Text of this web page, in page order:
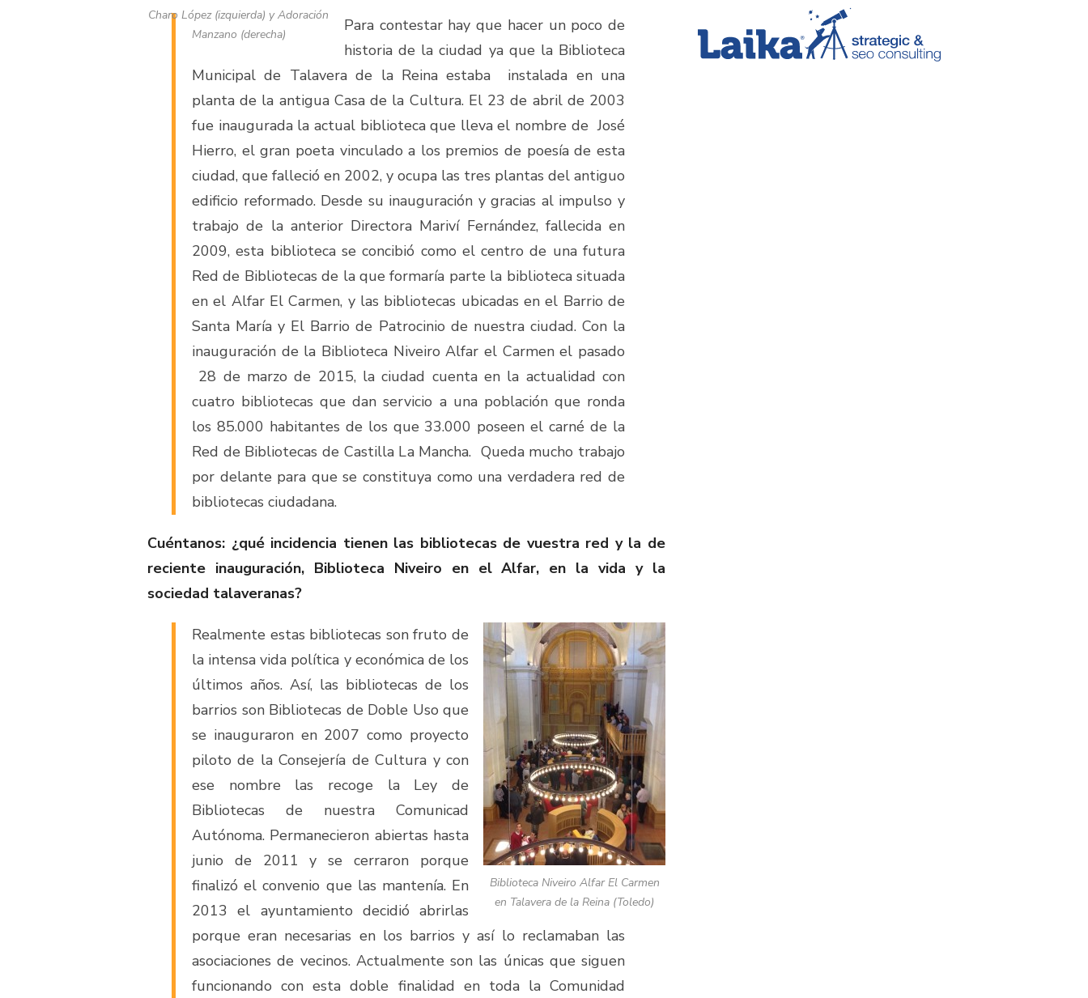
Charo López (izquierda) y Adoración
Manzano (derecha)
Para contestar hay que hacer un poco de
historia de la ciudad ya que la Biblioteca
Municipal de Talavera de la Reina estaba instalada en una
planta de la antigua Casa de la Cultura. El 23 de abril de 2003
fue inaugurada la actual biblioteca que lleva el nombre de José
Hierro, el gran poeta vinculado a los premios de poesía de esta
ciudad, que falleció en 2002, y ocupa las tres plantas del antiguo
edificio reformado. Desde su inauguración y gracias al impulso y
trabajo de la anterior Directora Mariví Fernández, fallecida en
2009, esta biblioteca se concibió como el centro de una futura
Red de Bibliotecas de la que formaría parte la biblioteca situada
en el Alfar El Carmen, y las bibliotecas ubicadas en el Barrio de
Santa María y El Barrio de Patrocinio de nuestra ciudad. Con la
inauguración de la Biblioteca Niveiro Alfar el Carmen el pasado
28 de marzo de 2015, la ciudad cuenta en la actualidad con
cuatro bibliotecas que dan servicio a una población que ronda
los 85.000 habitantes de los que 33.000 poseen el carné de la
Red de Bibliotecas de Castilla La Mancha. Queda mucho trabajo
por delante para que se constituya como una verdadera red de
bibliotecas ciudadana.
Cuéntanos: ¿qué incidencia tienen las bibliotecas de vuestra red y la de
reciente inauguración, Biblioteca Niveiro en el Alfar, en la vida y la
sociedad talaveranas?
Biblioteca Niveiro Alfar El Carmen
en Talavera de la Reina (Toledo)
Realmente estas bibliotecas son fruto de
la intensa vida política y económica de los
últimos años. Así, las bibliotecas de los
barrios son Bibliotecas de Doble Uso que
se inauguraron en 2007 como proyecto
piloto de la Consejería de Cultura y con
ese nombre las recoge la Ley de
Bibliotecas de nuestra Comunicad
Autónoma. Permanecieron abiertas hasta
junio de 2011 y se cerraron porque
finalizó el convenio que las mantenía. En
2013 el ayuntamiento decidió abrirlas
porque eran necesarias en los barrios y así lo reclamaban las
asociaciones de vecinos. Actualmente son las únicas que siguen
funcionando con esta doble finalidad en toda la Comunidad